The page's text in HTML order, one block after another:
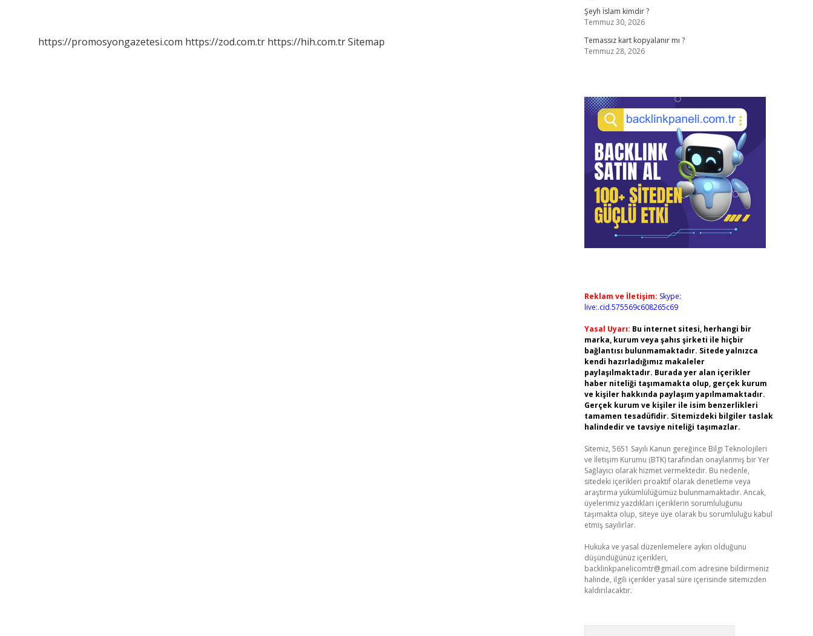
https://promosyongazetesi.com https://zod.com.tr https://hih.com.trSitemap
Şeyh İslam kimdir ?
Temmuz 30, 2026
Temassız kart kopyalanır mı ?
Temmuz 28, 2026
Reklam ve İletişim: Skype:
live:.cid.575569c608265c69
Yasal Uyarı: Bu internet sitesi, herhangi bir
marka, kurum veya şahıs şirketi ile hiçbir
bağlantısı bulunmamaktadır. Sitede yalnızca
kendi hazırladığımız makaleler
paylaşılmaktadır. Burada yer alan içerikler
haber niteliği taşımamakta olup, gerçek kurum
ve kişiler hakkında paylaşım yapılmamaktadır.
Gerçek kurum ve kişiler ile isim benzerlikleri
tamamen tesadüfidir. Sitemizdeki bilgiler taslak
halindedir ve tavsiye niteliği taşımazlar.
Sitemiz, 5651 Sayılı Kanun gereğince Bilgi Teknolojileri
ve İletişim Kurumu (BTK) tarafından onaylanmış bir Yer
Sağlayıcı olarak hizmet vermektedir. Bu nedenle,
sitedeki içerikleri proaktif olarak denetleme veya
araştırma yükümlülüğümüz bulunmamaktadır. Ancak,
üyelerimiz yazdıkları içeriklerin sorumluluğunu
taşımakta olup, siteye üye olarak bu sorumluluğu kabul
etmiş sayılırlar.
Hukuka ve yasal düzenlemelere aykırı olduğunu
düşündüğünüz içerikleri,
backlinkpanelicomtr@gmail.com adresine bildirmeniz
halinde, ilgili içerikler yasal süre içerisinde sitemizden
kaldırılacaktır.